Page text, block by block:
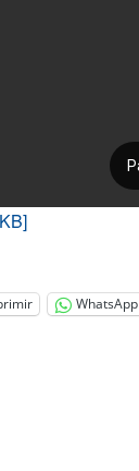
WhatsApp